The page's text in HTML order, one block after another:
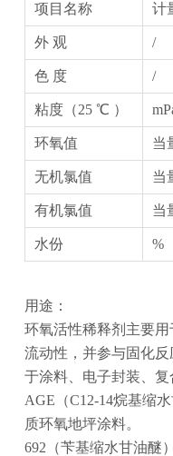
项目名称 计
外 观 /
色 度 /
粘度（25 ℃ ）
环氧值 当
无机氯值 当
有机氯值 当
水份 %
用途：
环氧活性稀释剂‌主要
流动性，并参与固化
于涂料、电子封装、复
AGE（C12-14烷基缩
质环氧地坪涂料。
692（苄基缩水甘油醚